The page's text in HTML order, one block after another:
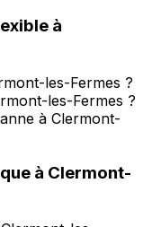
à
les-Fermes ?
les-Fermes ?
à Clermont-
à Clermont-